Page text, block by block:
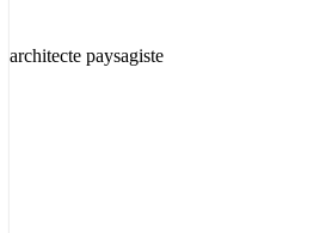
architecte paysagiste